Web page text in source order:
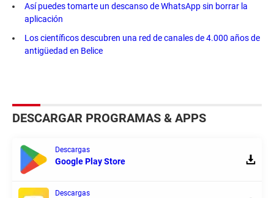
Así puedes tomarte un descanso de WhatsApp sin borrar la
aplicación
Los científicos descubren una red de canales de 4.000 años de
antigüedad en Belice
DESCARGAR PROGRAMAS & APPS
Descargas
Google Play Store
Descargas